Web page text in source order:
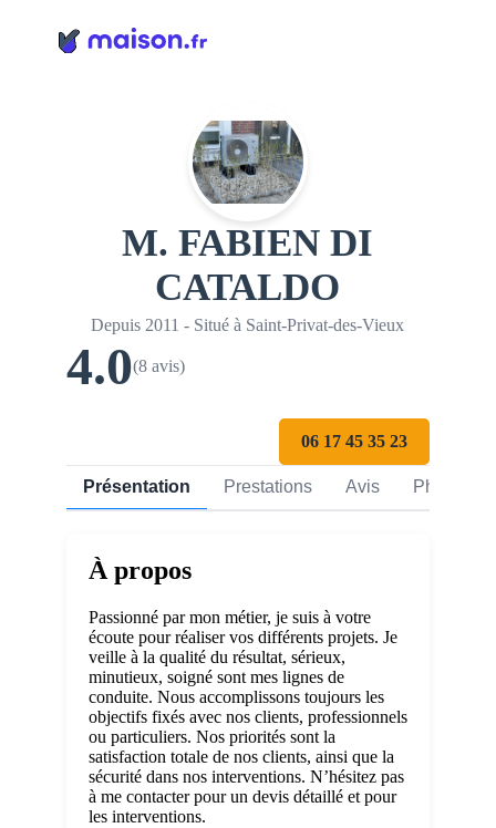
M. FABIEN DI
CATALDO
Depuis 2011 - Situé à Saint-Privat-des-Vieux
4.0(8 avis)
06 17 45 35 23
Présentation Prestations Avis Photos
À propos
Passionné par mon métier, je suis à votre
écoute pour réaliser vos différents projets. Je
veille à la qualité du résultat, sérieux,
minutieux, soigné sont mes lignes de
conduite. Nous accomplissons toujours les
objectifs fixés avec nos clients, professionnels
ou particuliers. Nos priorités sont la
satisfaction totale de nos clients, ainsi que la
sécurité dans nos interventions. N’hésitez pas
à me contacter pour un devis détaillé et pour
les interventions.